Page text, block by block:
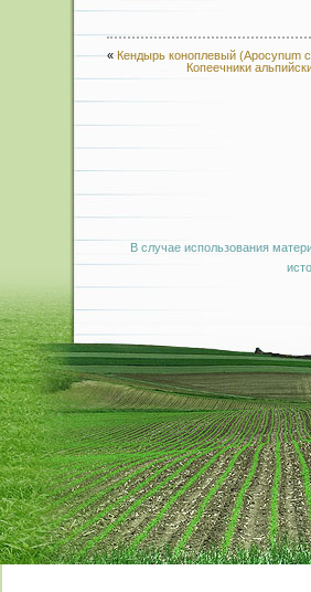
« Кендырь коноплевый (Apocynum
Копеечники
В случае использования